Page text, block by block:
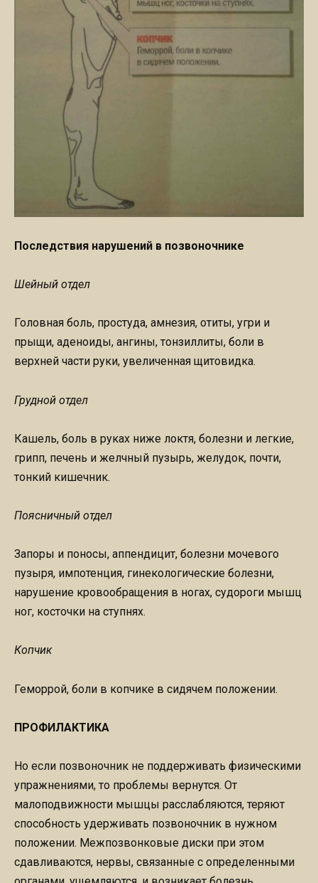
Последствия нарушений в позвоночнике
Шейный отдел
Головная боль, простуда, амнезия, отиты, угри и
прыщи, аденоиды, ангины, тонзиллиты, боли в
верхней части руки, увеличенная щитовидка.
Грудной отдел
Кашель, боль в руках ниже локтя, болезни и легкие,
грипп, печень и желчный пузырь, желудок, почти,
тонкий кишечник.
Поясничный отдел
Запоры и поносы, аппендицит, болезни мочевого
пузыря, импотенция, гинекологические болезни,
нарушение кровообращения в ногах, судороги мышц
ног, косточки на ступнях.
Копчик
Геморрой, боли в копчике в сидячем положении.
ПРОФИЛАКТИКА
Но если позвоночник не поддерживать физическими
упражнениями, то проблемы вернутся. От
малоподвижности мышцы расслабляются, теряют
способность удерживать позвоночник в нужном
положении. Межпозвонковые диски при этом
сдавливаются, нервы, связанные с определенными